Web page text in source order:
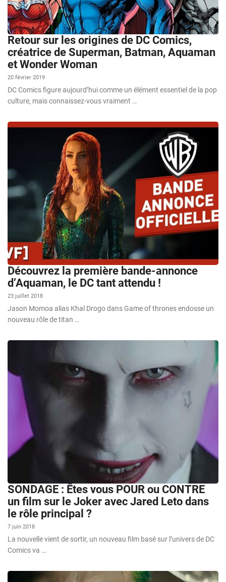
Retour sur les origines de DC Comics,
créatrice de Superman, Batman, Aquaman
et Wonder Woman
20 février 2019
DC Comics figure aujourd’hui comme un élément essentiel de la pop
culture, mais connaissez-vous vraiment …
Découvrez la première bande-annonce
d’Aquaman, le DC tant attendu !
23 juillet 2018
Jason Momoa alias Khal Drogo dans Game of thrones endosse un
nouveau rôle de titan …
SONDAGE : Êtes vous POUR ou CONTRE
un film sur le Joker avec Jared Leto dans
le rôle principal ?
7 juin 2018
La nouvelle vient de sortir, un nouveau film basé sur l’univers de DC
Comics va …